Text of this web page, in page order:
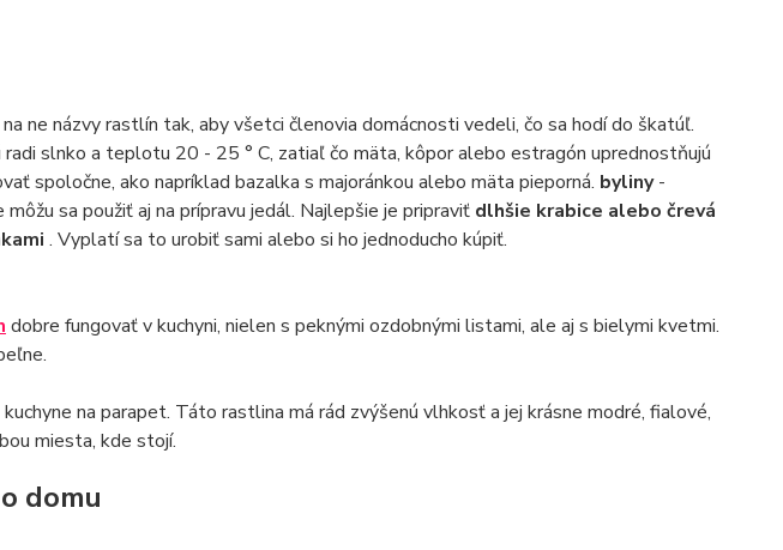
ne názvy rastlín tak, aby všetci členovia domácnosti vedeli, čo sa hodí do škatúľ.
slnko a teplotu 20 - 25 ° C, zatiaľ čo mäta, kôpor alebo estragón uprednostňujú
spoločne, ako napríklad bazalka s majoránkou alebo mäta pieporná. byliny-
sa použiť aj na prípravu jedál. Najlepšie je pripraviť dlhšie krabice alebo črevá
. Vyplatí sa to urobiť sami alebo si ho jednoducho kúpiť.
dobre fungovať v kuchyni, nielen s peknými ozdobnými listami, ale aj s bielymi kvetmi.
na parapet. Táto rastlina má rád zvýšenú vlhkosť a jej krásne modré, fialové,
miesta, kde stojí.
domu